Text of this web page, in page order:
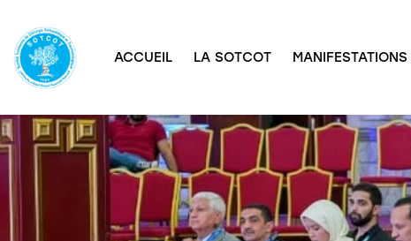
ACCUEIL LA SOTCOT